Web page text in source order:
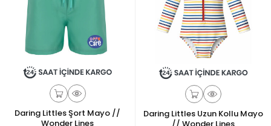
Daring Littles Şort Mayo //
Wonder Lines
Daring Littles Uzun Kollu Mayo